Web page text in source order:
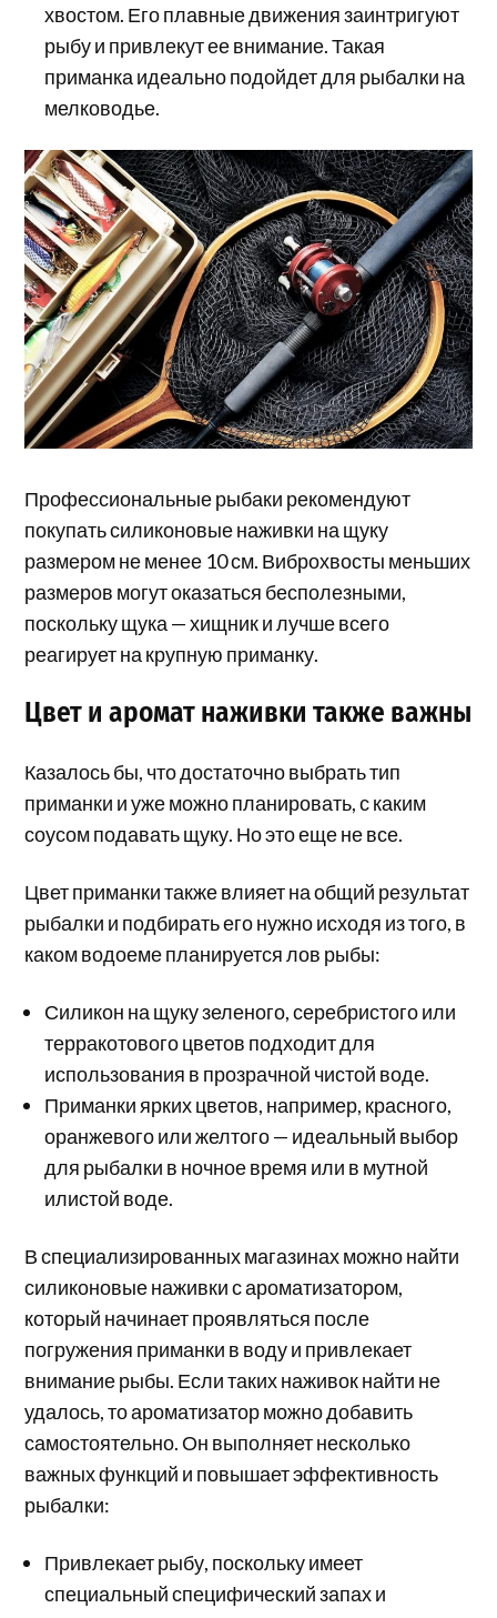
хвостом. Его плавные движения заинтригуют
рыбу и привлекут ее внимание. Такая
приманка идеально подойдет для рыбалки на
мелководье.
Профессиональные рыбаки рекомендуют
покупать силиконовые наживки на щуку
размером не менее 10 см. Виброхвосты меньших
размеров могут оказаться бесполезными,
поскольку щука — хищник и лучше всего
реагирует на крупную приманку.
Цвет и аромат наживки также важны
Казалось бы, что достаточно выбрать тип
приманки и уже можно планировать, с каким
соусом подавать щуку. Но это еще не все.
Цвет приманки также влияет на общий результат
рыбалки и подбирать его нужно исходя из того, в
каком водоеме планируется лов рыбы:
Силикон на щуку зеленого, серебристого или
терракотового цветов подходит для
использования в прозрачной чистой воде.
Приманки ярких цветов, например, красного,
оранжевого или желтого — идеальный выбор
для рыбалки в ночное время или в мутной
илистой воде.
В специализированных магазинах можно найти
силиконовые наживки с ароматизатором,
который начинает проявляться после
погружения приманки в воду и привлекает
внимание рыбы. Если таких наживок найти не
удалось, то ароматизатор можно добавить
самостоятельно. Он выполняет несколько
важных функций и повышает эффективность
рыбалки:
Привлекает рыбу, поскольку имеет
специальный специфический запах и